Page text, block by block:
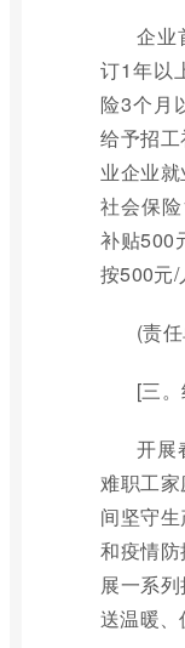
企业
订1年以
险3个月
给予招
业企业
社会保
补贴500
按500元/
(责
[三
开展
难职工
间坚守
和疫情
展一系
送温暖、